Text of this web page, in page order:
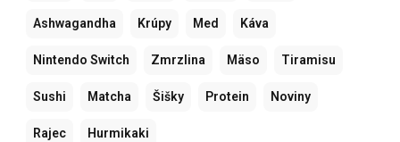
Ashwagandha Krúpy Med Káva
Nintendo Switch Zmrzlina Mäso Tiramisu
Sushi Matcha Šišky Protein Noviny
Rajec Hurmikaki